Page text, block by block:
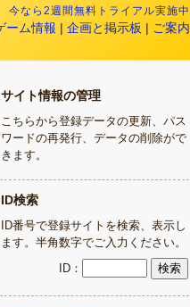
なら2週間無料トライアル実施中
ーム情報 | 企画と掲示板 | ご案内
サイト情報の管理
こちらから登録データの更新、パス
ワードの再発行、データの削除がで
きます。
ID検索
ID番号で登録サイトを検索、表示し
ます。半角数字でご入力ください。
ID：